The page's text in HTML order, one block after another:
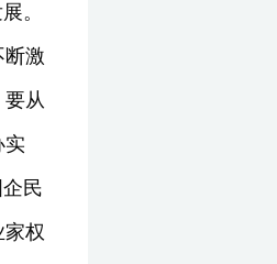
。
断激
要从
实
民
权